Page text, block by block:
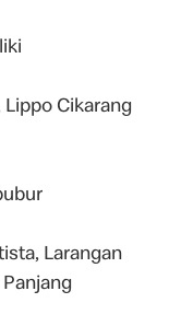
Lippo Cikarang
Larangan